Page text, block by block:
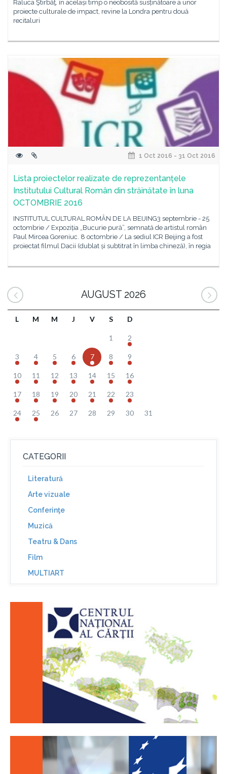
Raluca Ştirbăţ, în același timp o neobosită susținătoare a unor
proiecte culturale de impact, revine la Londra pentru două
recitaluri
1 Oct 2016 - 31 Oct 2016
Lista proiectelor realizate de reprezentanțele
Institutului Cultural Român din străinătate în luna
OCTOMBRIE 2016
INSTITUTUL CULTURAL ROMÂN DE LA BEIJING3 septembrie - 25
octombrie / Expoziția „Bucurie pură”, semnată de artistul român
Paul Mircea Goreniuc. 8 octombrie / La sediul ICR Beijing a fost
proiectat filmul Dacii (dublat și subtitrat în limba chineză), în regia
AUGUST 2026
L M M J V S D
1 2
3 4 5 6 7 8 9
10 11 12 13 14 15 16
17 18 19 20 21 22 23
24 25 26 27 28 29 30 31
CATEGORII
Literatură
Arte vizuale
Conferinţe
Muzică
Teatru & Dans
Film
MULTIART